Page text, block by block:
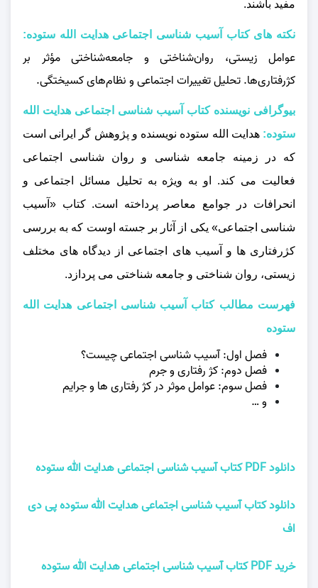
مفید باشند.
نکته های کتاب آسیب شناسی اجتماعی هدایت الله ستوده:
عوامل زیستی، روان‌شناختی و جامعه‌شناختی مؤثر بر
کژرفتاری‌ها. تحلیل تغییرات اجتماعی و نظام‌های کسیختگی.
بیوگرافی نویسنده کتاب آسیب شناسی اجتماعی هدایت الله
ستوده: هدایت‌ الله ستوده نویسنده و پژوهش گر ایرانی است
که در زمینه جامعه‌ شناسی و روان‌ شناسی اجتماعی
فعالیت می‌ کند. او به‌ ویژه به تحلیل مسائل اجتماعی و
انحرافات در جوامع معاصر پرداخته است. کتاب «آسیب‌
شناسی اجتماعی» یکی از آثار بر جسته اوست که به بررسی
کژرفتاری‌ ها و آسیب‌ های اجتماعی از دیدگاه‌ های مختلف
زیستی، روان‌ شناختی و جامعه‌ شناختی می‌ پردازد.
فهرست مطالب کتاب آسیب شناسی اجتماعی هدایت الله
ستوده
فصل اول: آسیب شناسی اجتماعی چیست؟
فصل دوم: کژ رفتاری و جرم
فصل سوم: عوامل موثر در کژ رفتاری ها و جرایم
و …
دانلود PDF کتاب آسیب شناسی اجتماعی هدایت الله ستوده
دانلود کتاب آسیب شناسی اجتماعی هدایت الله ستوده پی دی
اف
خرید PDF کتاب آسیب شناسی اجتماعی هدایت الله ستوده